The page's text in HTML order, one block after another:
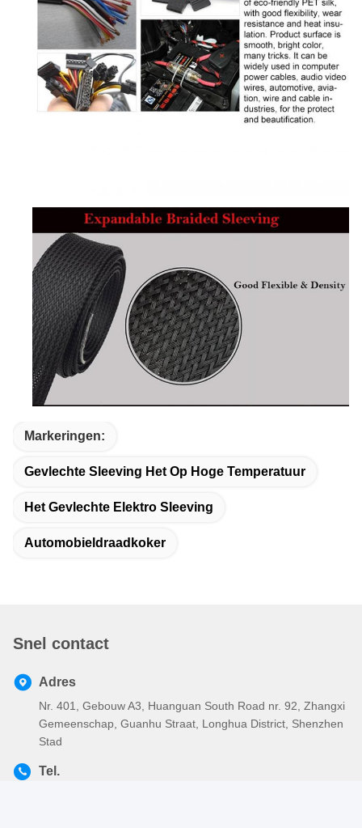
Markeringen:
Gevlechte Sleeving Het Op Hoge Temperatuur
Het Gevlechte Elektro Sleeving
Automobieldraadkoker
Snel contact
Adres
Nr. 401, Gebouw A3, Huanguan South Road nr. 92, Zhangxi
Gemeenschap, Guanhu Straat, Longhua District, Shenzhen
Stad
Tel.